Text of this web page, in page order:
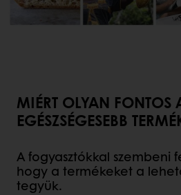
MIÉRT OLYAN FONTOS
EGÉSZSÉGESEBB
A fogyasztókkal szembeni
hogy a termékeket a
tegyük.